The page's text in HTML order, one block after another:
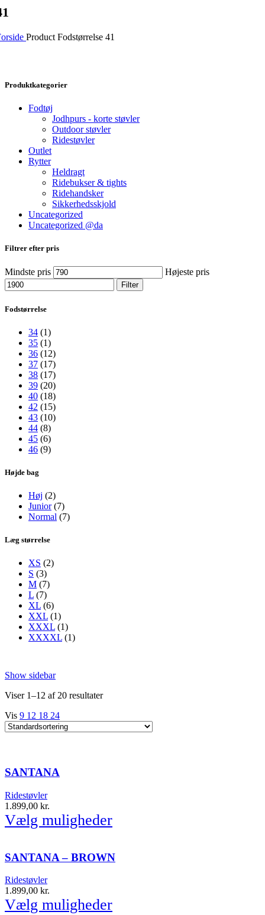
Product Fodstørrelse 41
Produktkategorier
Fodtøj
Jodhpurs - korte støvler
Outdoor støvler
Ridestøvler
Outlet
Rytter
Heldragt
Ridebukser & tights
Ridehandsker
Sikkerhedsskjold
Uncategorized
Uncategorized @da
Filtrer efter pris
Mindste pris Højeste pris
Filter
Fodstørrelse
34 (1)
35 (1)
36 (12)
37 (17)
38 (17)
39 (20)
40 (18)
42 (15)
43 (10)
44 (8)
45 (6)
46 (9)
Højde bag
Høj (2)
Junior (7)
Normal (7)
Læg størrelse
XS (2)
S (3)
M (7)
L (7)
XL (6)
XXL (1)
XXXL (1)
XXXXL (1)
Show sidebar
Viser 1–12 af 20 resultater
Vis 9 12 18 24
SANTANA
Ridestøvler
1.899,00 kr.
Vælg muligheder
SANTANA – BROWN
Ridestøvler
1.899,00 kr.
Vælg muligheder